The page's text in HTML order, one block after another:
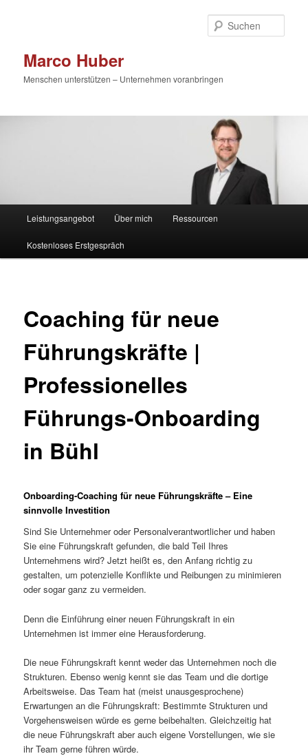
Marco Huber
Menschen unterstützen – Unternehmen voranbringen
Leistungsangebot Über mich Ressourcen
Kostenloses Erstgespräch
Coaching für neue
Führungskräfte |
Professionelles
Führungs-Onboarding
in Bühl
Onboarding-Coaching für neue Führungskräfte – Eine
sinnvolle Investition
Sind Sie Unternehmer oder Personalverantwortlicher und haben
Sie eine Führungskraft gefunden, die bald Teil Ihres
Unternehmens wird? Jetzt heißt es, den Anfang richtig zu
gestalten, um potenzielle Konflikte und Reibungen zu minimieren
oder sogar ganz zu vermeiden.
Denn die Einführung einer neuen Führungskraft in ein
Unternehmen ist immer eine Herausforderung.
Die neue Führungskraft kennt weder das Unternehmen noch die
Strukturen. Ebenso wenig kennt sie das Team und die dortige
Arbeitsweise. Das Team hat (meist unausgesprochene)
Erwartungen an die Führungskraft: Bestimmte Strukturen und
Vorgehensweisen würde es gerne beibehalten. Gleichzeitig hat
die neue Führungskraft aber auch eigene Vorstellungen, wie sie
ihr Team gerne führen würde.